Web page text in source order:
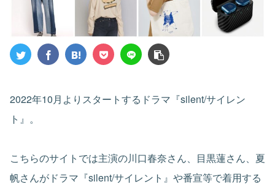
2022年10月よりスタートするドラマ『silent/サイレン
ト』。
こちらのサイトでは主演の川口春奈さん、目黒蓮さん、夏
帆さんがドラマ『silent/サイレント』や番宣等で着用する